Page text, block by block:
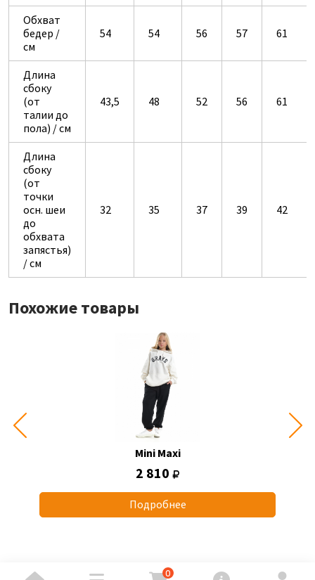
Обхват
бедер /
см
54 54 56 57 61
Длина
сбоку
(от
талии до
пола) / см
43,5 48 52 56 61
Длина
сбоку
(от
точки
осн. шеи
до
обхвата
запястья)
/ см
32 35 37 39 42
Похожие товары
Mini Maxi
2 810
Подробнее
0